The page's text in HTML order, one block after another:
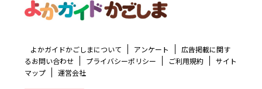
よかガイドかごしまについて アンケート
広告掲載に関す
るお問い合わせ
プライバシーポリシー ご利用規約
サイト
マップ
運営会社